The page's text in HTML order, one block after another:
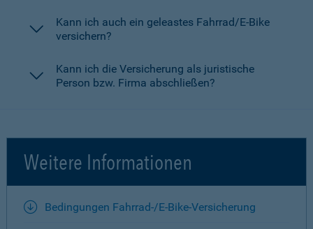
Kann ich auch ein geleastes Fahrrad/E-Bike
versichern?
Kann ich die Versicherung als juristische
Person bzw. Firma abschließen?
Weitere Informationen
Bedingungen Fahrrad-/E-Bike-Versicherung